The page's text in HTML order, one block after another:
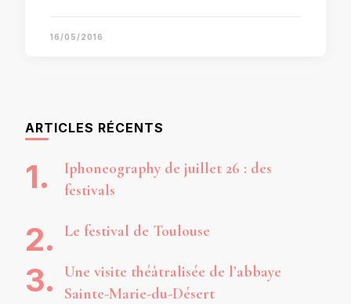
16/05/2016
ARTICLES RÉCENTS
Iphoneography de juillet 26 : des
festivals
Le festival de Toulouse
Une visite théâtralisée de l’abbaye
Sainte-Marie-du-Désert